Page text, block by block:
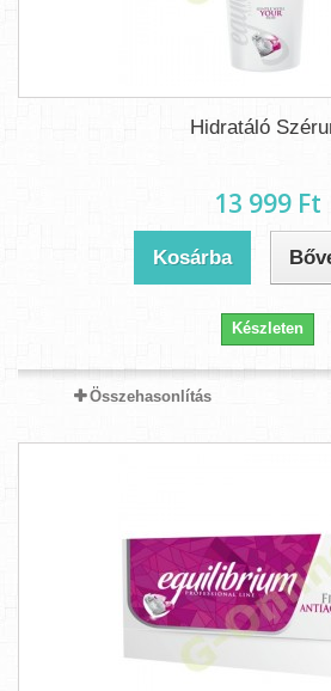
Hidratáló
13 999 Ft‎
Kosárba
Készleten
Összehasonlítás